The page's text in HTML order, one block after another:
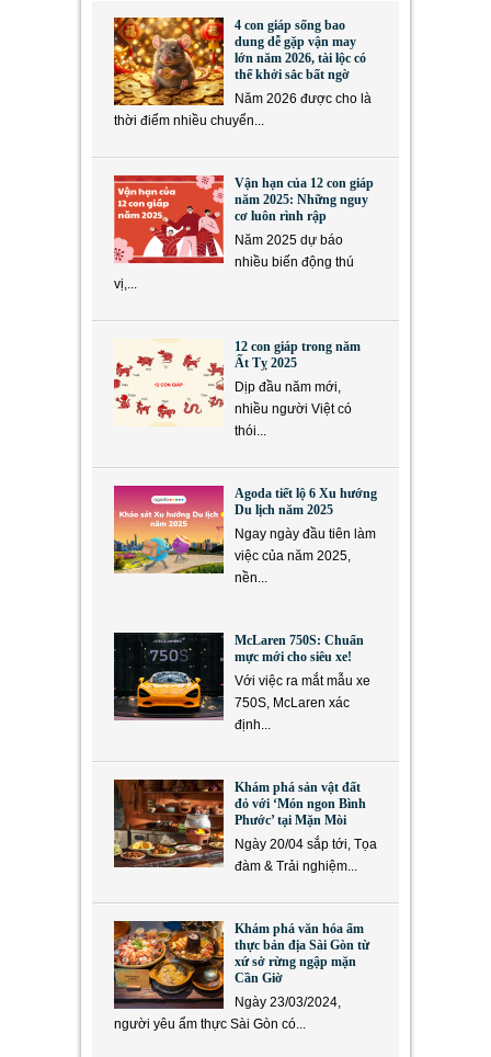
4 con giáp sống bao
dung dễ gặp vận may
lớn năm 2026, tài lộc có
thể khởi sắc bất ngờ
Năm 2026 được cho là
thời điểm nhiều chuyển...
Vận hạn của 12 con giáp
năm 2025: Những nguy
cơ luôn rình rập
Năm 2025 dự báo
nhiều biến động thú
vị,...
12 con giáp trong năm
Ất Tỵ 2025
Dịp đầu năm mới,
nhiều người Việt có
thói...
Agoda tiết lộ 6 Xu hướng
Du lịch năm 2025
Ngay ngày đầu tiên làm
việc của năm 2025,
nền...
McLaren 750S: Chuẩn
mực mới cho siêu xe!
Với việc ra mắt mẫu xe
750S, McLaren xác
định...
Khám phá sản vật đất
đỏ với ‘Món ngon Bình
Phước’ tại Mặn Mòi
Ngày 20/04 sắp tới, Tọa
đàm & Trải nghiệm...
Khám phá văn hóa ẩm
thực bản địa Sài Gòn từ
xứ sở rừng ngập mặn
Cần Giờ
Ngày 23/03/2024,
người yêu ẩm thực Sài Gòn có...